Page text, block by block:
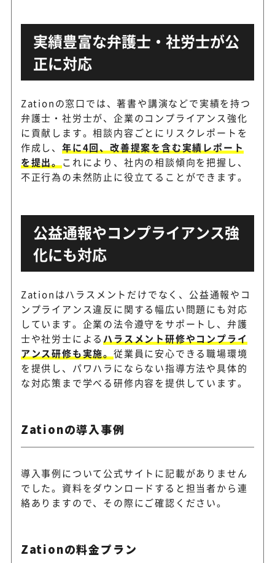
実績豊富な弁護士・社労士が公
正に対応
Zationの窓口では、著書や講演などで実績を持つ
弁護士・社労士が、企業のコンプライアンス強化
に貢献します。相談内容ごとにリスクレポートを
作成し、年に4回、改善提案を含む実績レポート
を提出。 これにより、社内の相談傾向を把握し、
不正行為の未然防止に役立てることができます。
公益通報やコンプライアンス強
化にも対応
Zationはハラスメントだけでなく、公益通報やコ
ンプライアンス違反に関する幅広い問題にも対応
しています。企業の法令遵守をサポートし、弁護
士や社労士による ハラスメント研修やコンプライ
アンス研修も実施。従業員に安心できる職場環境
を提供し、パワハラにならない指導方法や具体的
な対応策まで学べる研修内容を提供しています。
Zationの導入事例
導入事例について公式サイトに記載がありません
でした。資料をダウンロードすると担当者から連
絡ありますので、その際にご確認ください。
Zationの料金プラン